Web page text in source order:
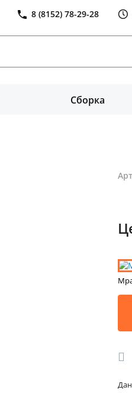
8 (8152) 78-29-28
Сборка